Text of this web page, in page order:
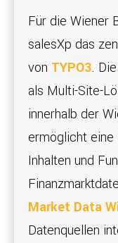
Für die Wiener
salesXp das
von TYPO3.
als Multi-Site-
innerhalb der
ermöglicht eine
Inhalten und
Market Data
Datenquellen